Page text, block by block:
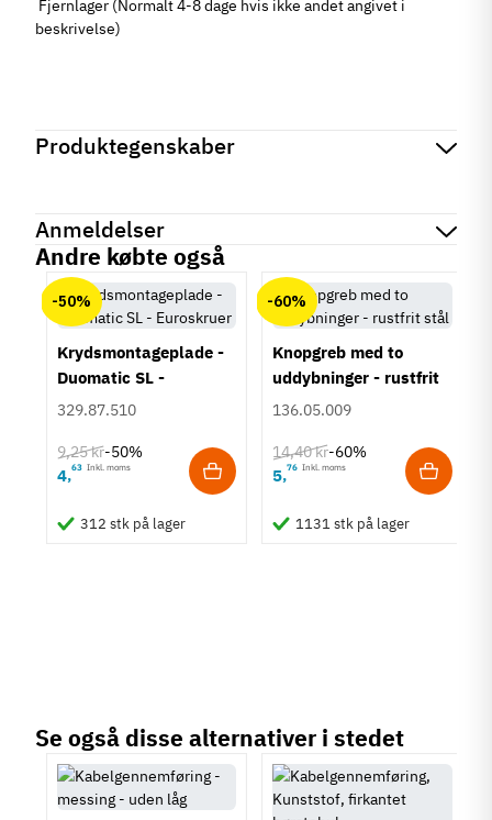
Fjernlager (Normalt 4-8 dage hvis ikke andet angivet i
beskrivelse)
Produktegenskaber
TilstandNy
Anmeldelser
chat Anmeldelser (0)
Andre købte også
-50%
Krydsmontageplade -
Duomatic SL -
Euroskruer
329.87.510
9,25 kr-50%
4,63 Inkl. moms
312 stk på lager
-60%
Knopgreb med to
uddybninger - rustfrit
stål
136.05.009
14,40 kr-60%
5,76 Inkl. moms
1131 stk på lager
Se også disse alternativer i stedet